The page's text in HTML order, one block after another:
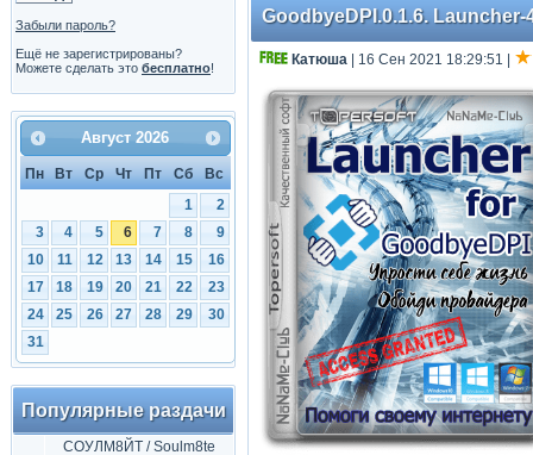
Забыли пароль?
Ещё не зарегистрированы?
Можете сделать это бесплатно!
Август 2026
Пн Вт Ср Чт Пт Сб
Вс
1
2
3
4 5 6 7 8
9
10
11 12 13 14 15
16
17
18 19 20 21 22
23
24
25 26 27 28 29
30
31
Популярные раздачи
СОУЛМ8ЙТ / Soulm8te
GoodbyeDPI.0.1.6. Launcher-
Катюша | 16 Сен 2021 18:29:51